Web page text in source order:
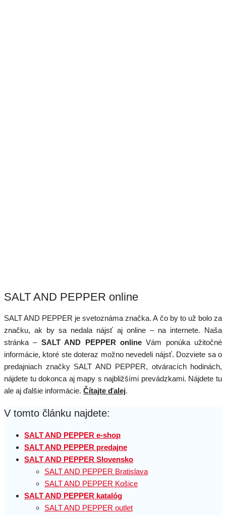
SALT AND PEPPER online
SALT AND PEPPER je svetoznáma značka. A čo by to už bolo za
značku, ak by sa nedala nájsť aj online – na internete. Naša
stránka – SALT AND PEPPER onlineVám ponúka užitočné
informácie, ktoré ste doteraz možno nevedeli nájsť. Dozviete sa o
predajniach značky SALT AND PEPPER, otváracích hodinách,
nájdete tu dokonca aj mapy s najbližšími prevádzkami. Nájdete tu
ale aj ďalšie informácie. Čítajte ďalej.
V tomto článku najdete:
SALT AND PEPPER e-shop
SALT AND PEPPER predajne
SALT AND PEPPER Slovensko
SALT AND PEPPER Bratislava
SALT AND PEPPER Košice
SALT AND PEPPER katalóg
SALT AND PEPPER outlet